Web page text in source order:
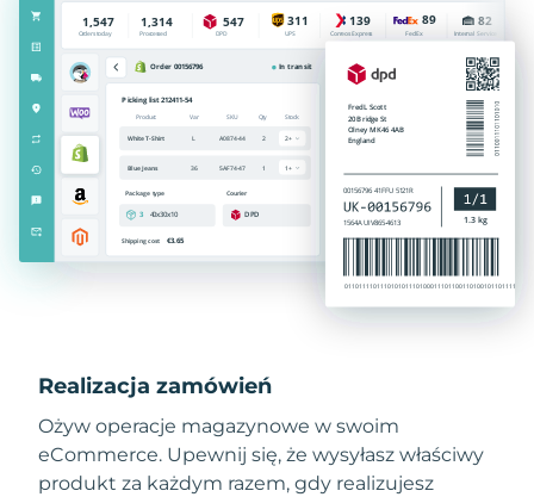
Realizacja zamówień
Ożyw operacje magazynowe w swoim
eCommerce. Upewnij się, że wysyłasz właściwy
produkt za każdym razem, gdy realizujesz